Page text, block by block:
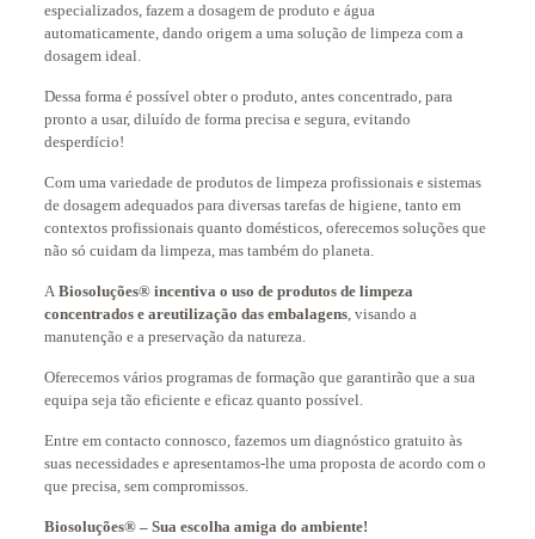
especializados, fazem a dosagem de produto e água
automaticamente, dando origem a uma solução de limpeza com a
dosagem ideal.
Dessa forma é possível obter o produto, antes concentrado, para
pronto a usar, diluído de forma precisa e segura, evitando
desperdício!
Com uma variedade de produtos de limpeza profissionais e sistemas
de dosagem adequados para diversas tarefas de higiene, tanto em
contextos profissionais quanto domésticos, oferecemos soluções que
não só cuidam da limpeza, mas também do planeta.
A Biosoluções® incentiva o uso de produtos de limpeza
concentrados e areutilização das embalagens, visando a
manutenção e a preservação da natureza.
Oferecemos vários programas de formação que garantirão que a sua
equipa seja tão eficiente e eficaz quanto possível.
Entre em contacto connosco, fazemos um diagnóstico gratuito às
suas necessidades e apresentamos-lhe uma proposta de acordo com o
que precisa, sem compromissos.
Biosoluções® – Sua escolha amiga do ambiente!